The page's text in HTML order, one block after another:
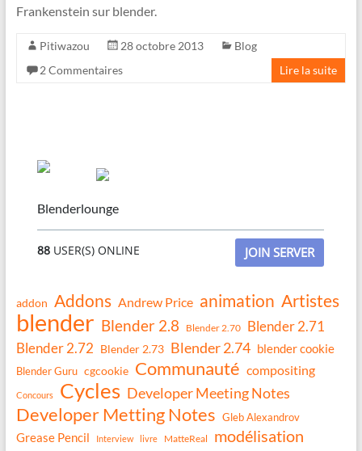
Frankenstein sur blender.
Pitiwazou 28 octobre 2013
Blog
2 Commentaires
Lire la suite
Blenderlounge
88 USER(S) ONLINE JOIN SERVER
addon Addons Andrew Price animation Artistes
blender Blender 2.8 Blender 2.70
Blender 2.71
Blender 2.72 Blender 2.73 Blender 2.74 blender cookie
Blender Guru cgcookie Communauté compositing
Concours Cycles Developer Meeting Notes
Developer Metting Notes Gleb Alexandrov
Grease Pencil Interview livre MatteReal modélisation